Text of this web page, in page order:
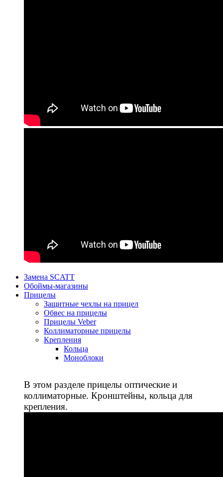
Замена SCATT
Обоймы-магазины
Прицелы
Защитные чехлы на прицел
Обвес на прицелы
Прицелы Veber
Коллиматорные прицелы
Крепления
Кольца
Моноблоки
В этом разделе прицелы оптические и
коллиматорные. Кронштейны, кольца для
крепления.